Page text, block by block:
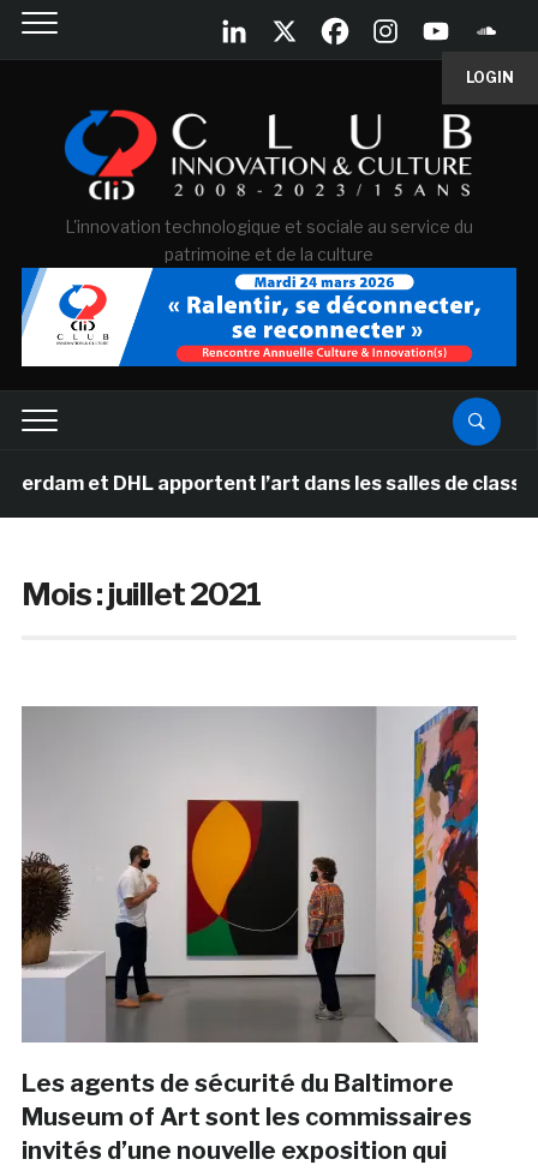
LOGIN
L'innovation technologique et sociale au service du
patrimoine et de la culture
DHL apportent l’art dans les salles de classe des
Mois :juillet 2021
Les agents de sécurité du Baltimore
Museum of Art sont les commissaires
invités d’une nouvelle exposition qui